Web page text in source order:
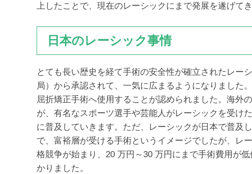
上したことで、現在のレーシックにまで発展を遂げてき
日本のレーシック事情
とても長い歴史を経て手術の安全性が確立されたレー
局）から承認されて、一気に広まるようになりました
屈折矯正手術へ使用することが認められました。海外
が、有名なスポーツ選手や芸能人がレーシックを受け
に普及していきます。ただ、レーシックが日本で普及
で、富裕層が受ける手術というイメージでしたが、レ
格競争が始まり、20 万円～30 万円にまで手術費用が
かりました。